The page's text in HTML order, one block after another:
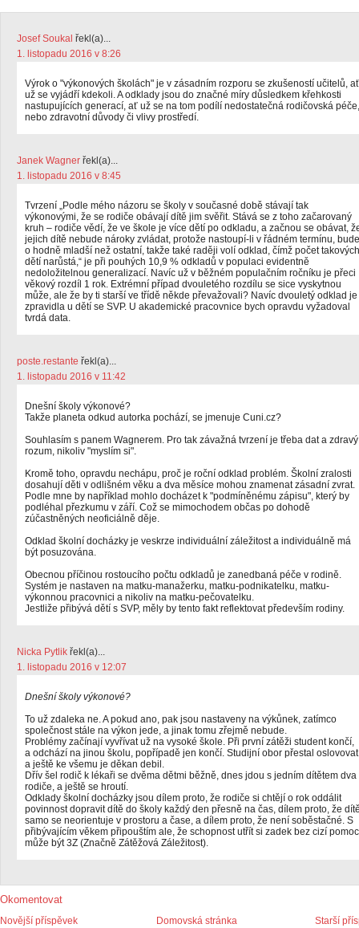
Josef Soukal řekl(a)...
1. listopadu 2016 v 8:26
Výrok o "výkonových školách" je v zásadním rozporu se zkušeností učitelů, ať
už se vyjádří kdekoli. A odklady jsou do značné míry důsledkem křehkosti
nastupujících generací, ať už se na tom podílí nedostatečná rodičovská péče,
nebo zdravotní důvody či vlivy prostředí.
Janek Wagner řekl(a)...
1. listopadu 2016 v 8:45
Tvrzení „Podle mého názoru se školy v současné době stávají tak
výkonovými, že se rodiče obávají dítě jim svěřit. Stává se z toho začarovaný
kruh – rodiče vědí, že ve škole je více dětí po odkladu, a začnou se obávat,
jejich dítě nebude nároky zvládat, protože nastoupí-li v řádném termínu, bude
o hodně mladší než ostatní, takže také raději volí odklad, čímž počet takových
dětí narůstá,“ je při pouhých 10,9 % odkladů v populaci evidentně
nedoložitelnou generalizací. Navíc už v běžném populačním ročníku je přeci
věkový rozdíl 1 rok. Extrémní případ dvouletého rozdílu se sice vyskytnou
může, ale že by ti starší ve třídě někde převažovali? Navíc dvouletý odklad je
zpravidla u dětí se SVP. U akademické pracovnice bych opravdu vyžadoval
tvrdá data.
poste.restante řekl(a)...
1. listopadu 2016 v 11:42
Dnešní školy výkonové?
Takže planeta odkud autorka pochází, se jmenuje Cuni.cz?
Souhlasím s panem Wagnerem. Pro tak závažná tvrzení je třeba dat a zdravý
rozum, nikoliv "myslím si".
Kromě toho, opravdu nechápu, proč je roční odklad problém. Školní zralosti
dosahují děti v odlišném věku a dva měsíce mohou znamenat zásadní zvrat.
Podle mne by například mohlo docházet k "podmíněnému zápisu", který by
podléhal přezkumu v září. Což se mimochodem občas po dohodě
zúčastněných neoficiálně děje.
Odklad školní docházky je veskrze individuální záležitost a individuálně má
být posuzována.
Obecnou příčinou rostoucího počtu odkladů je zanedbaná péče v rodině.
Systém je nastaven na matku-manažerku, matku-podnikatelku, matku-
výkonnou pracovnici a nikoliv na matku-pečovatelku.
Jestliže přibývá dětí s SVP, měly by tento fakt reflektovat především rodiny.
Nicka Pytlik řekl(a)...
1. listopadu 2016 v 12:07
Dnešní školy výkonové?
To už zdaleka ne. A pokud ano, pak jsou nastaveny na výkůnek, zatímco
společnost stále na výkon jede, a jinak tomu zřejmě nebude.
Problémy začínají vyvřívat už na vysoké škole. Při první zátěži student končí,
a odchází na jinou školu, popřípadě jen končí. Studijní obor přestal
a ještě ke všemu je děkan debil.
Dřív šel rodič k lékaři se dvěma dětmi běžně, dnes jdou s jedním dítětem dva
rodiče, a ještě se hroutí.
Odklady školní docházky jsou dílem proto, že rodiče si chtějí o rok oddálit
povinnost dopravit dítě do školy každý den přesně na čas, dílem proto, že
samo se neorientuje v prostoru a čase, a dílem proto, že není soběstačné. S
přibývajícím věkem připouštím ale, že schopnost utřít si zadek bez cizí
může být 3Z (Značně Zátěžová Záležitost).
Okomentovat
Novější příspěvek Starší
Domovská stránka